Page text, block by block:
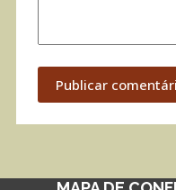
Publicar